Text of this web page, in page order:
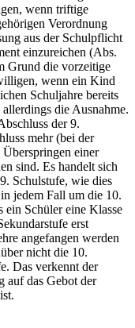
wenn triftige
Verordnung
aus der Schulpflicht
einzureichen (Abs.
Grund die vorzeitige
wenn ein Kind
Schuljahre bereits
die Ausnahme.
der 9.
mehr (bei der
einer
sind. Es handelt sich
Schulstufe, wie dies
jedem Fall um die 10.
ein Schüler eine Klasse
erst
angefangen werden
nicht die 10.
Das verkennt der
auf das Gebot der